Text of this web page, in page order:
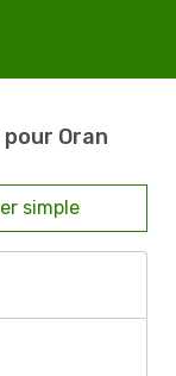
Oran
simple